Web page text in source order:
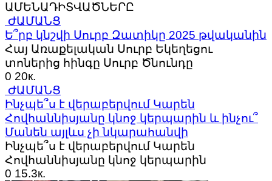
ԱՄԵՆԱԴԻՏՎԱԾՆԵՐԸ
ԺԱՄԱՆՑ
Ե՞րբ կնշվի Սուրբ Զատիկը 2025 թվականին
Հայ Առաքելական Սուրբ Եկեղեցու
տոներից հինգը Սուրբ Ծնունդը
0 20к.
ԺԱՄԱՆՑ
Ինչպե՞ս է վերաբերվում Կարեն
Հովհաննիսյանը կնոջ կերպարին և ինչու՞
Մանեն այլևս չի նկարահանվի
Ինչպե՞ս է վերաբերվում Կարեն
Հովհաննիսյանը կնոջ կերպարին
0 15.3к.